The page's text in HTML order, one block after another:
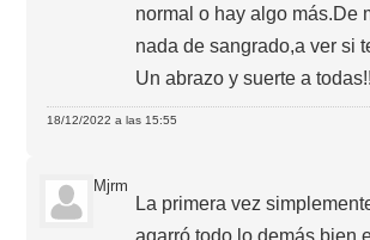
normal o hay algo más.De
nada de sangrado,a ver si
Un abrazo y suerte a
18/12/2022 a las 15:55
Mjrm
La primera vez
agarró todo lo demás bien